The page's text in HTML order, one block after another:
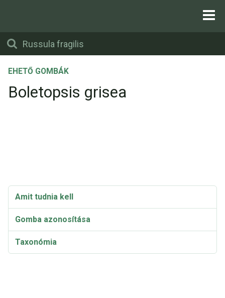
EHETŐ GOMBÁK
Boletopsis grisea
Amit tudnia kell
Gomba azonosítása
Taxonómia